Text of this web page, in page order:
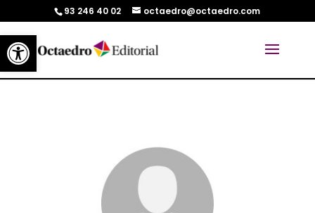
Abrir barra de herramientas
93 246 40 02 octaedro@octaedro.com